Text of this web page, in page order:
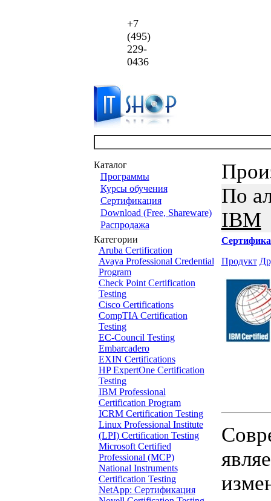
+7
(495)
229-
0436
Каталог
Программы
Курсы обучения
Сертификация
Download (Free, Shareware)
Распродажа
Категории
Aruba Certification
Avaya Professional Credential
Program
Check Point Certification
Testing
Cisco Certifications
CompTIA Certification
Testing
EC-Council Testing
Embarcadero
EXIN Certifications
HP ExpertOne Certification
Testing
IBM Professional
Certification Program
ICRM Certification Testing
Linux Professional Institute
(LPI) Certification Testing
Microsoft Certified
Professional (MCP)
National Instruments
Certification Testing
NetApp: Сертификация
По
IBM
Продукт